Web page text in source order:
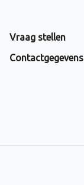
Vraag stellen
Contactgegevens